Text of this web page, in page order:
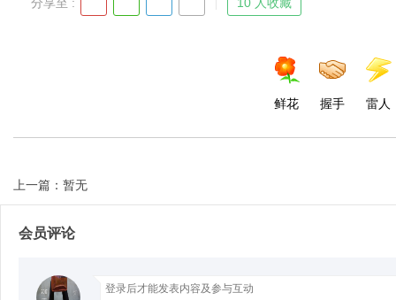
鲜花 握手 雷人
上一篇：暂无
会员评论